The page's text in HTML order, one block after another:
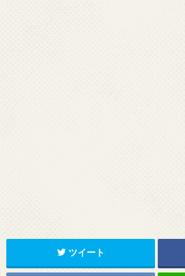
ツイート